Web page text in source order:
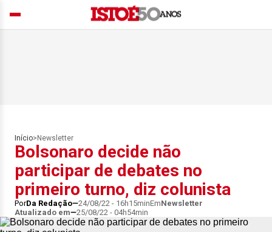
Início> Newsletter
Bolsonaro decide não
participar de debates no
primeiro turno, diz colunista
PorDa Redação 24/08/22 - 16h15minEmNewsletter
Atualizado em
25/08/22 - 04h54min